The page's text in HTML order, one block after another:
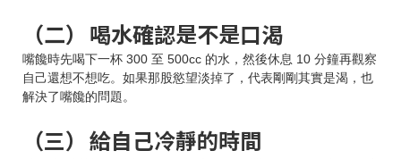
（二） 喝水確認是不是口渴
嘴饞時先喝下一杯 300 至 500cc 的水，然後休息 10 分鐘再觀察
自己還想不想吃。如果那股慾望淡掉了，代表剛剛其實是渴，也
解決了嘴饞的問題。
（三） 給自己冷靜的時間